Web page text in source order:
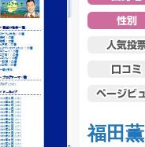
福田